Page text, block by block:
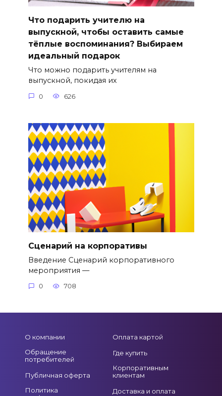
Что подарить учителю на
выпускной, чтобы оставить самые
тёплые воспоминания? Выбираем
идеальный подарок
Что можно подарить учителям на
выпускной, покидая их
0 626
Сценарий на корпоративы
Введение Сценарий корпоративного
мероприятия —
0 708
О компании
Обращение
потребителей
Публичная оферта
Политика
Оплата картой
Где купить
Корпоративным
клиентам
Доставка и оплата